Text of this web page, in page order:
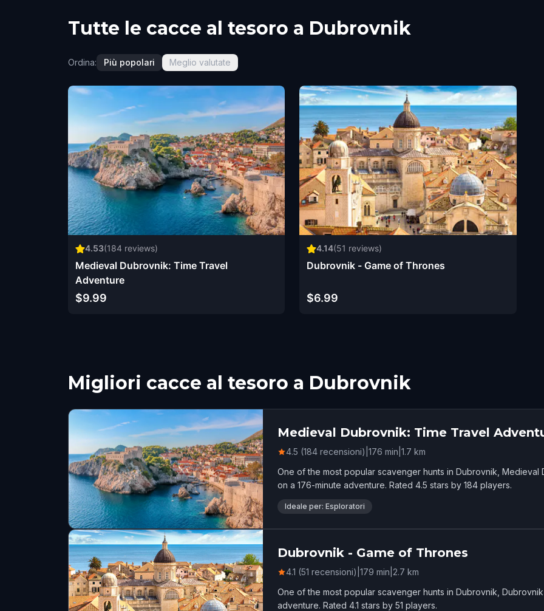
Tutte le cacce al tesoro a Dubrovnik
Ordina: Più popolari Meglio valutate
4.53(184 reviews)
Medieval Dubrovnik: Time Travel
Adventure
$9.99
4.14(51 reviews)
Dubrovnik - Game of Thrones
$6.99
Migliori cacce al tesoro a Dubrovnik
Medieval Dubrovnik: Time Travel
4.5 (184 recensioni) 176 min 1.7 km
One of the most popular scavenger hunts in Dubrovnik,
on a 176-minute adventure. Rated 4.5 stars by 184 players.
Ideale per: Esploratori
Dubrovnik - Game of Thrones
4.1 (51 recensioni) 179 min 2.7 km
One of the most popular scavenger hunts in Dubrovnik,
adventure. Rated 4.1 stars by 51 players.